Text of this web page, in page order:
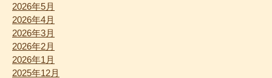
2026年5月
2026年4月
2026年3月
2026年2月
2026年1月
2025年12月